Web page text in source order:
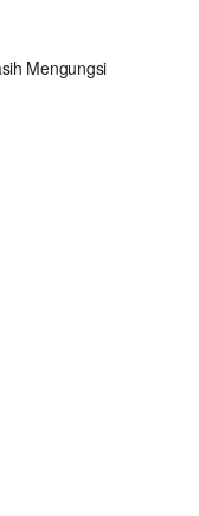
Mengungsi